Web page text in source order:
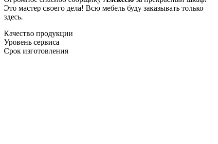
Это мастер своего дела! Всю мебель буду заказывать только
здесь.
Качество продукции
Уровень сервиса
Срок изготовления